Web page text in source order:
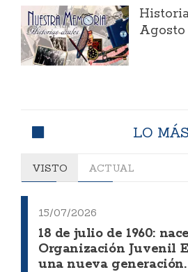
Agosto
LO MÁS
VISTO ACTUAL
15/07/2026
18 de julio de 1960:
Organización Juvenil
una nueva generación.